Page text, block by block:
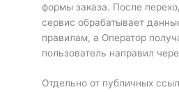
формы заказа. После
сервис обрабатывает
правилам, а Оператор
пользователь направил
Отдельно от публичных